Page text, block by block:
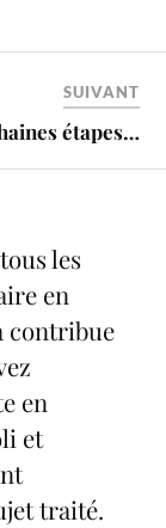
SUIVANT
étapes…
les
en
contribue
en
et
traité.